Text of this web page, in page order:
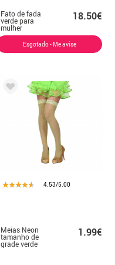
Fato de fada
verde para
mulher
18.50€
Esgotado - Me avise
4.53/5.00
Meias Neon
tamanho de
grade verde
tamanho único
1.99€